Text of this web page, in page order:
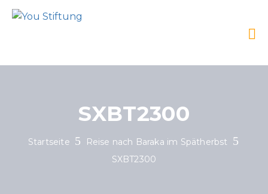
SXBT2300
Startseite
Reise nach Baraka im Spätherbst
SXBT2300